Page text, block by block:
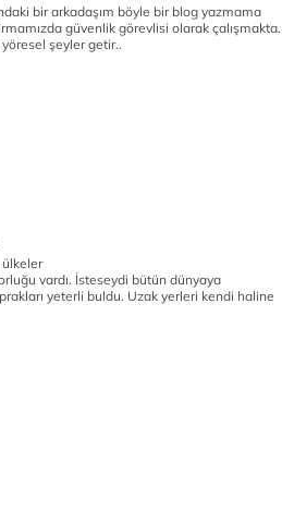
bir arkadaşım böyle bir blog yazmama
güvenlik görevlisi olarak çalışmakta.
şeyler getir..
ülkeler
vardı. İsteseydi bütün dünyaya
yeterli buldu. Uzak yerleri kendi haline